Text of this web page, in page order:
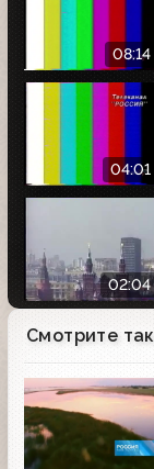
08:14
04:01
02:04
Смотрите